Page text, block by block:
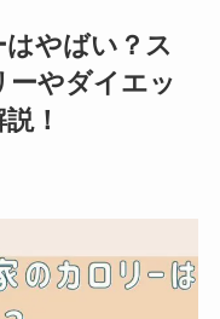
やばい？ス
ーやダイエッ
！